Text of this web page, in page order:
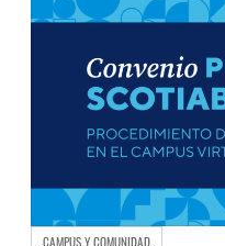
CAMPUS Y COMUNIDAD